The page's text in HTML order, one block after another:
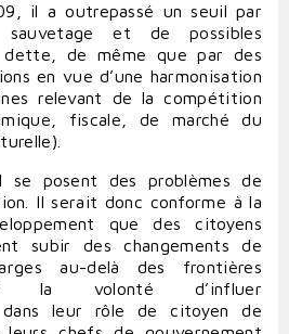
il a outrepassé un seuil par
et de possibles
de même que par des
en vue d’une harmonisation
relevant de la compétition
fiscale, de marché du
se posent des problèmes de
Il serait donc conforme à la
que des citoyens
subir des changements de
au-delà des frontières
la volonté d’influer
dans leur rôle de citoyen de